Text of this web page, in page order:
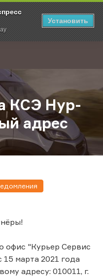
Установить
Переезд офиса КСЭ Нур-Султан
КСЭ Нур-
адрес
офис "Курьер Сервис
15 марта 2021 года
адресу: 010011, г.